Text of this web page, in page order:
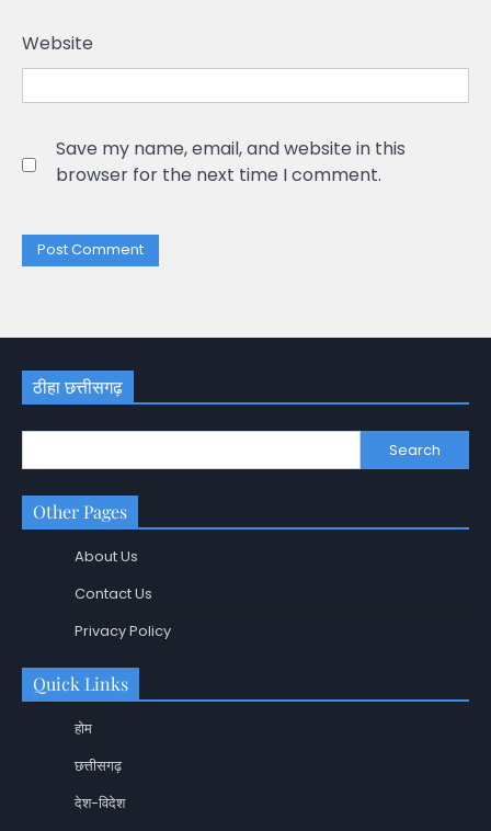
Website
Save my name, email, and website in this
browser for the next time I comment.
ठीहा छत्तीसगढ़
Search
Other Pages
About Us
Contact Us
Privacy Policy
Quick Links
होम
छत्तीसगढ़
देश-विदेश